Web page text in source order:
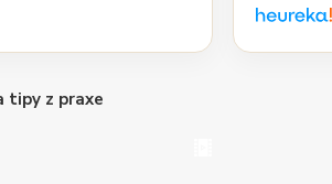
tipy z praxe